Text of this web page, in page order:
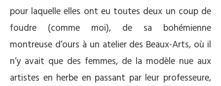
pour laquelle elles ont eu toutes deux un coup de
foudre (comme moi), de sa bohémienne
montreuse d’ours à un atelier des Beaux-Arts, où il
n’y avait que des femmes, de la modèle nue aux
artistes en herbe en passant par leur professeure,